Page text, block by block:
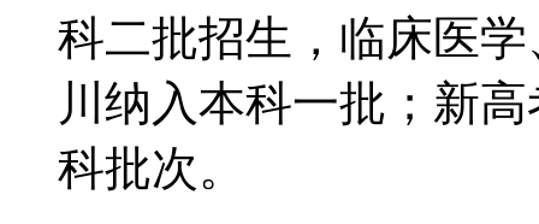
科二批招生，临床医
川纳入本科一批；新
科批次。